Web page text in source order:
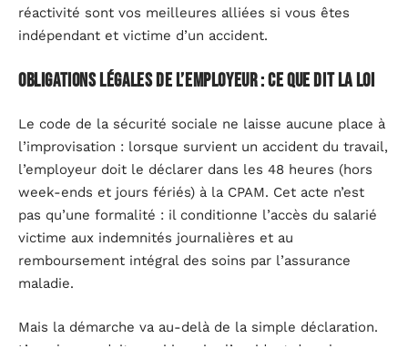
réactivité sont vos meilleures alliées si vous êtes
indépendant et victime d’un accident.
Obligations légales de l’employeur : ce que dit la loi
Le code de la sécurité sociale ne laisse aucune place à
l’improvisation : lorsque survient un accident du travail,
l’employeur doit le déclarer dans les 48 heures (hors
week-ends et jours fériés) à la CPAM. Cet acte n’est
pas qu’une formalité : il conditionne l’accès du salarié
victime aux indemnités journalières et au
remboursement intégral des soins par l’assurance
maladie.
Mais la démarche va au-delà de la simple déclaration.
L’employeur doit aussi inscrire l’accident dans le